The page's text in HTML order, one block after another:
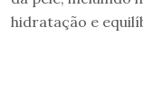
hidratação e